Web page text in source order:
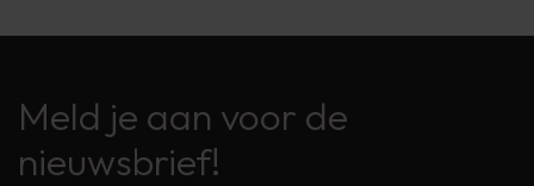
Meld je aan voor de
nieuwsbrief!